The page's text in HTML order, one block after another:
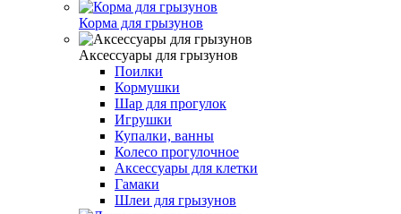
Корма для грызунов
Аксессуары для грызунов
Поилки
Кормушки
Шар для прогулок
Игрушки
Купалки, ванны
Колесо прогулочное
Аксессуары для клетки
Гамаки
Шлеи для грызунов